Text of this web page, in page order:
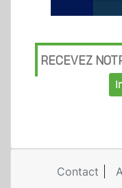
RECEVEZ
Contact